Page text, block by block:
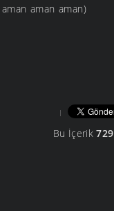
aman aman)
Bu İçerik729